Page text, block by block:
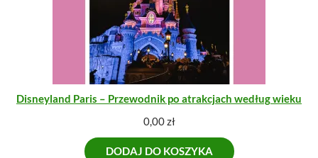
Disneyland Paris – Przewodnik po atrakcjach według wieku
0,00zł
DODAJ DO KOSZYKA